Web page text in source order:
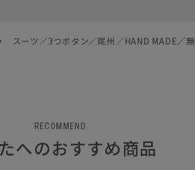
スーツ／3つボタン／尾州／HAND MADE／
RECOMMEND
へのおすすめ商品